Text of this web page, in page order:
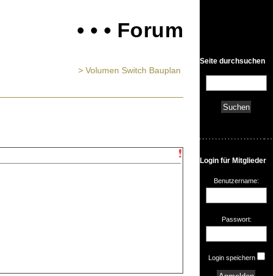
Seite durchsuchen
Login für Mitglieder
Benutzername:
Passwort:
Login speichern
• • • Forum
> Volumen Switch Bauplan